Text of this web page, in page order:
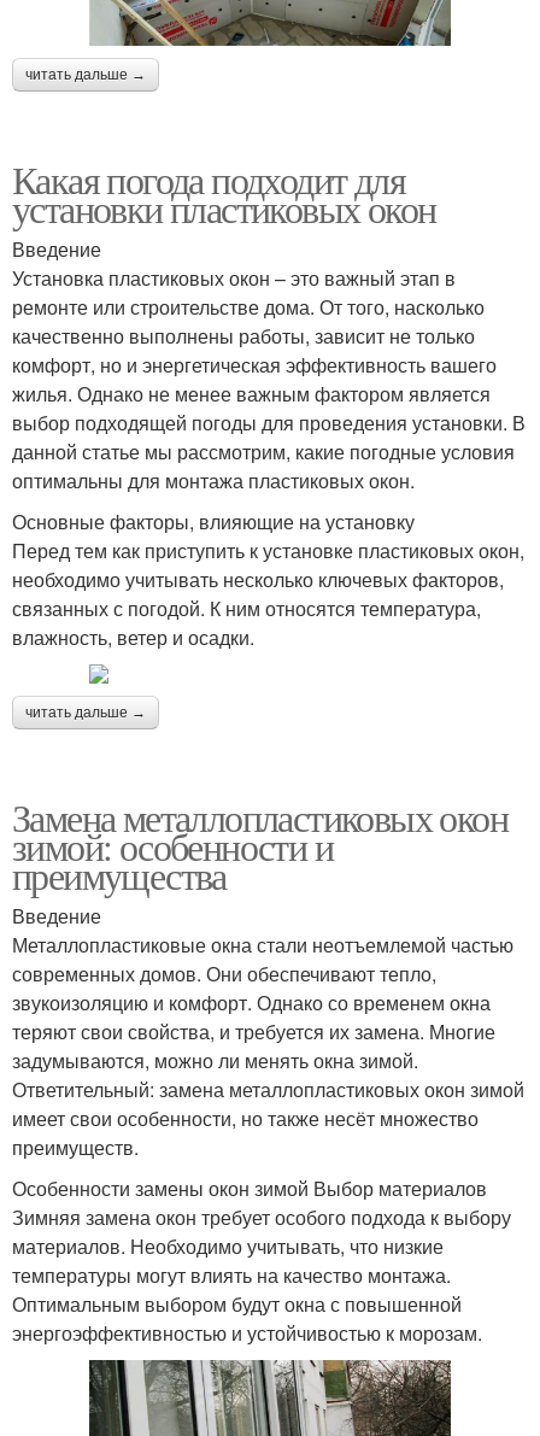
читать дальше →
Какая погода подходит для
установки пластиковых окон
Введение
Установка пластиковых окон – это важный этап в
ремонте или строительстве дома. От того, насколько
качественно выполнены работы, зависит не только
комфорт, но и энергетическая эффективность вашего
жилья. Однако не менее важным фактором является
выбор подходящей погоды для проведения установки. В
данной статье мы рассмотрим, какие погодные условия
оптимальны для монтажа пластиковых окон.
Основные факторы, влияющие на установку
Перед тем как приступить к установке пластиковых окон,
необходимо учитывать несколько ключевых факторов,
связанных с погодой. К ним относятся температура,
влажность, ветер и осадки.
читать дальше →
Замена металлопластиковых окон
зимой: особенности и
преимущества
Введение
Металлопластиковые окна стали неотъемлемой частью
современных домов. Они обеспечивают тепло,
звукоизоляцию и комфорт. Однако со временем окна
теряют свои свойства, и требуется их замена. Многие
задумываются, можно ли менять окна зимой.
Ответительный: замена металлопластиковых окон зимой
имеет свои особенности, но также несёт множество
преимуществ.
Особенности замены окон зимой Выбор материалов
Зимняя замена окон требует особого подхода к выбору
материалов. Необходимо учитывать, что низкие
температуры могут влиять на качество монтажа.
Оптимальным выбором будут окна с повышенной
энергоэффективностью и устойчивостью к морозам.